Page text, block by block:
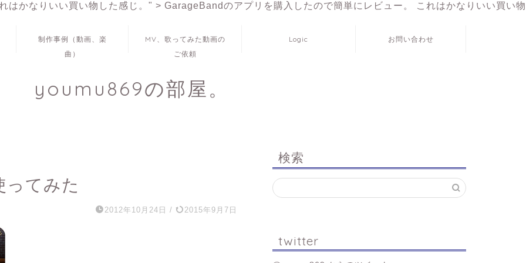
はかなりいい買い物した感じ。" > GarageBandのアプリを購入したので簡単にレビュー。 これはかなりいい買い物
制作事例（動画、楽
曲）
MV、歌ってみた動画の
ご依頼
Logic お問い合わせ
youmu869の部屋。
ってみた
2012年10月24日 / 2015年9月7日
検索
twitter